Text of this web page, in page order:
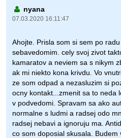
nyana
07.03.2020 16:11:47
Ahojte. Prisla som si sem po
sebavedomim. cely svoj zivot
kamaratov a neviem sa s nikym
ak mi niekto kona krivdu. Vo
ze som odpad a nezasluzim si
ocny kontakt...zmenit sa to neda
v podvedomi. Spravam sa ako
normalne s ludmi a radsej odo
radsej nebavi a ignoruju ma.
co som doposial skusala.